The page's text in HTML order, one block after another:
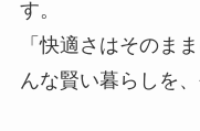
す。
「快適さはそのま
んな賢い暮らしを